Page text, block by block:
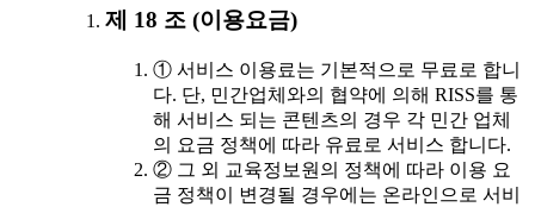
제 18 조 (이용요금)
① 서비스 이용료는 기본적으로 무료로 합니
다. 단, 민간업체와의 협약에 의해 RISS를 통
해 서비스 되는 콘텐츠의 경우 각 민간 업체
의 요금 정책에 따라 유료로 서비스 합니다.
② 그 외 교육정보원의 정책에 따라 이용 요
금 정책이 변경될 경우에는 온라인으로 서비